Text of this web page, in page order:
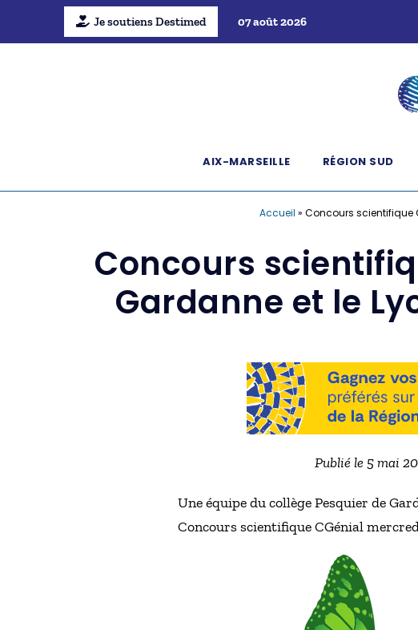
Je soutiens Destimed 07 août 2026
AIX-MARSEILLE RÉGION SUD
Accueil » Concours scientifique
Concours
Gardanne et le
Publié le 5 mai
Une équipe du collège Pesquier de
Concours scientifique CGénial